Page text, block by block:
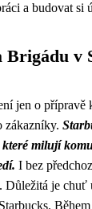
a budovat si
Brigádu v
jen o přípravě
zákazníky.
které milují
I bez
Důležitá je chuť